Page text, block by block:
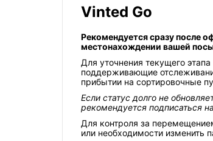
Vinted Go
Рекомендуется сразу после
местонахождении вашей
Для уточнения текущего
поддерживающие
прибытии на сортировочные
Если статус долго не
рекомендуется подписаться
Для контроля за
или необходимости изменить